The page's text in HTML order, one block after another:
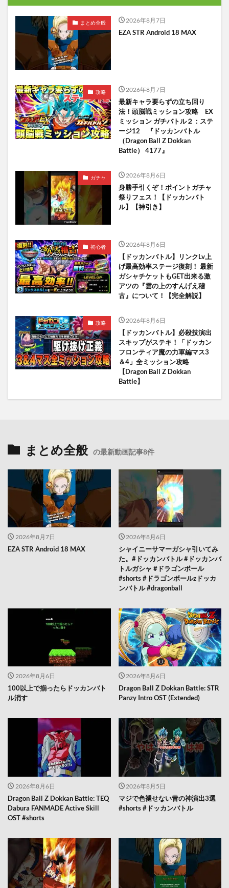
まとめ全般 2026年8月7日
EZA STR Android 18 MAX
攻略 2026年8月7日
最新キャラ要らずの立ち回り
法！頭脳戦ミッション攻略 EX
ミッション ガチバトル２：ステ
ージ12 『ドッカンバトル
（Dragon Ball Z Dokkan
Battle） 4177』
ガチャ 2026年8月6日
身勝手引くぞ！ポイントガチャ
祭りフェス！【ドッカンバト
ル】【神引き】
初心者 2026年8月6日
【ドッカンバトル】リンクLv上
げ最高効率ステージ復刻！ 最新
ガシャチケットもGET出来る激
アツの『雲の上のすんげえ稽
古』について！【完全解説】
攻略 2026年8月6日
【ドッカンバトル】必殺技演出
スキップがステキ！「ドッカン
フロンティア魔の力軍編マス3
＆4」全ミッション攻略
【Dragon Ball Z Dokkan
Battle】
まとめ全般 の最新動画記事8件
2026年8月7日
EZA STR Android 18 MAX
2026年8月6日
シャイニーサマーガシャ引いてみ
た。#ドッカンバトル #ドッカンバ
トルガシャ #ドラゴンボール
#shorts #ドラゴンボールzドッカ
ンバトル #dragonball
2026年8月6日
100以上で揃ったらドッカンバト
ル消す
2026年8月6日
Dragon Ball Z Dokkan Battle: STR
Panzy Intro OST (Extended)
2026年8月6日
Dragon Ball Z Dokkan Battle: TEQ
Dabura FANMADE Active Skill
OST #shorts
2026年8月5日
マジで色褪せない昔の神演出3選
#shorts #ドッカンバトル